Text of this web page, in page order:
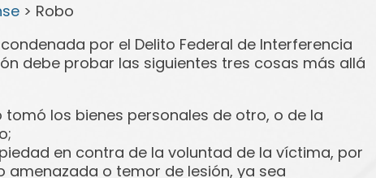
> Robo
por el Delito Federal de Interferencia
debe probar las siguientes tres cosas más allá
los bienes personales de otro, o de la
en contra de la voluntad de la víctima, por
amenazada o temor de lesión, ya sea